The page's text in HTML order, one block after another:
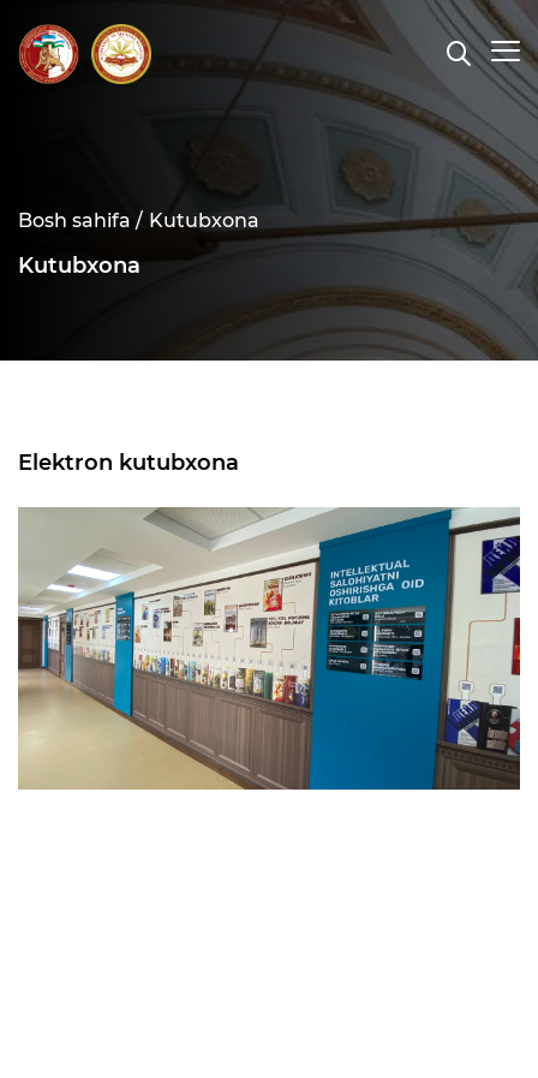
Bosh sahifa / Kutubxona
Kutubxona
Elektron kutubxona